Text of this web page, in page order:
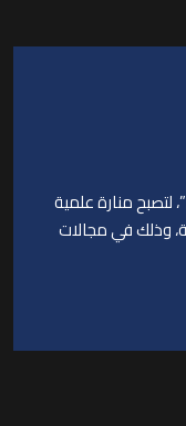
منارة علمية
وذلك في مجالات